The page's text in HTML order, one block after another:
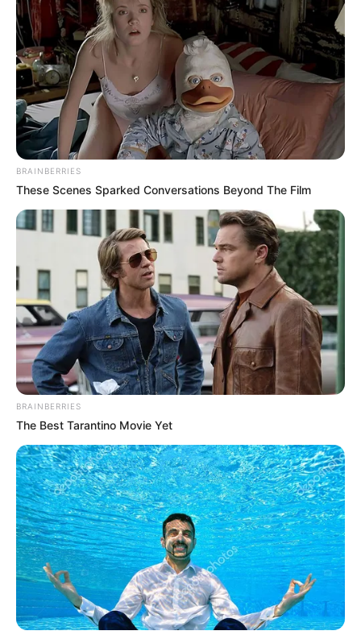
PROVENZA
MANTÉNGASE EN ALERTA
Tenemos todas las noticias que le
interesan. Para estar bien informado, por
favor, active las notificaciones de Alerta.
ACTIVAR AHORA
TEMAS DESTACADOS
CIERRES VIALES EN BUCARAMANGA
TRANSVERSAL DEL CARARE
FLORIDABLANCA
LLUVIAS EN SANTANDER
CIERRES VIALES EN SANTANDER
BRAINBERRIES
These Scenes Sparked Conversations Beyond The Film
BRAINBERRIES
The Best Tarantino Movie Yet